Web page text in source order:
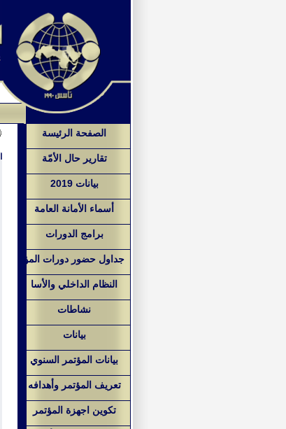
الصفحة الرئيسة
تقارير حال الأمّة
بيانات 2019
أسماء الأمانة العامة
برامج الدورات
جداول حضور دورات المؤ
النظام الداخلي والأسا
نشاطات
بيانات
بيانات المؤتمر السنوي
تعريف المؤتمر وأهدافه
تكوين اجهزة المؤتمر